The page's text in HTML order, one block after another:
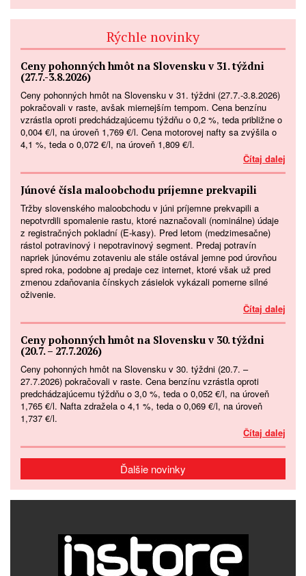
Rýchle novinky
Ceny pohonných hmôt na Slovensku v 31. týždni
(27.7.-3.8.2026)
Ceny pohonných hmôt na Slovensku v 31. týždni (27.7.-3.8.2026)
pokračovali v raste, avšak miernejším tempom. Cena benzínu
vzrástla oproti predchádzajúcemu týždňu o 0,2 %, teda približne o
0,004 €/l, na úroveň 1,769 €/l. Cena motorovej nafty sa zvýšila o
4,1 %, teda o 0,072 €/l, na úroveň 1,809 €/l.
Čítaj dalej
Júnové čísla maloobchodu príjemne prekvapili
Tržby slovenského maloobchodu v júni príjemne prekvapili a
nepotvrdili spomalenie rastu, ktoré naznačovali (nominálne) údaje
z registračných pokladní (E-kasy). Pred letom (medzimesačne)
rástol potravinový i nepotravinový segment. Predaj potravín
napriek júnovému zotaveniu ale stále ostával jemne pod úrovňou
spred roka, podobne aj predaje cez internet, ktoré však už pred
zmenou zdaňovania čínskych zásielok vykázali pomerne silné
oživenie.
Čítaj dalej
Ceny pohonných hmôt na Slovensku v 30. týždni
(20.7. – 27.7.2026)
Ceny pohonných hmôt na Slovensku v 30. týždni (20.7. –
27.7.2026) pokračovali v raste. Cena benzínu vzrástla oproti
predchádzajúcemu týždňu o 3,0 %, teda o 0,052 €/l, na úroveň
1,765 €/l. Nafta zdražela o 4,1 %, teda o 0,069 €/l, na úroveň
1,737 €/l.
Čítaj dalej
Ďalšie novinky